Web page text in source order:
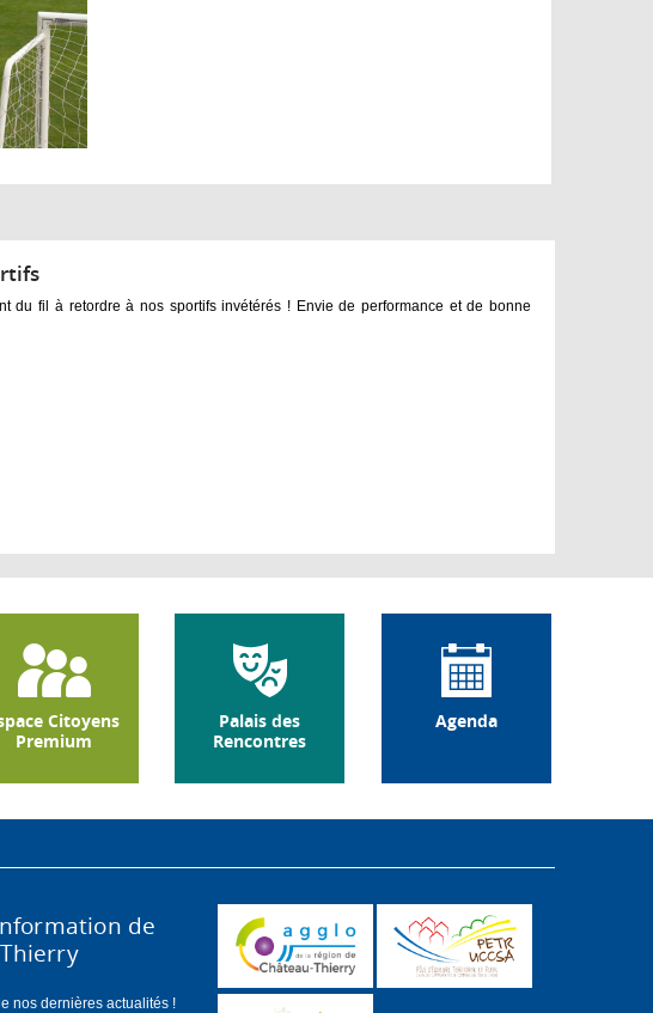
du fil à retordre à nos sportifs invétérés ! Envie de performance et de bonne
Citoyens
Premium
Palais des
Rencontres
Agenda
de
nos dernières actualités !